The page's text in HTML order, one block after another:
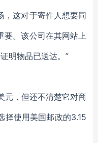
，这对于寄件人想要同
要。该公司在其网站上
明物品已送达。”
元，但还不清楚它对商
择使用美国邮政的3.15